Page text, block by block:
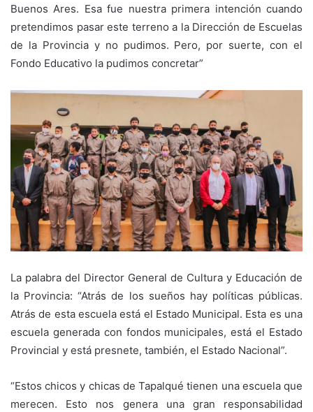
Buenos Ares. Esa fue nuestra primera intención cuando
pretendimos pasar este terreno a la Dirección de Escuelas
de la Provincia y no pudimos. Pero, por suerte, con el
Fondo Educativo la pudimos concretar”
La palabra del Director General de Cultura y Educación de
la Provincia: “Atrás de los sueños hay políticas públicas.
Atrás de esta escuela está el Estado Municipal. Esta es una
escuela generada con fondos municipales, está el Estado
Provincial y está presnete, también, el Estado Nacional”.
“Estos chicos y chicas de Tapalqué tienen una escuela que
merecen. Esto nos genera una gran responsabilidad